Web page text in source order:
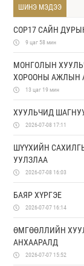
ШИНЭ МЭДЭЭ
COP17 САЙН
9 цаг 58 мин
МОНГОЛЫН
ХОРООНЫ АЖЛЫН
САНАМЖ БИЧИГ
13 цаг 19 мин
ХУУЛЬЧИД
2026-07-08 17:11
ШҮҮХИЙН
УУЛЗЛАА
2026-07-08 16:03
БАЯР ХҮРГЭЕ
2026-07-07 16:14
ӨМГӨӨЛЛИЙН
АНХААРАЛД
2026-07-07 15:52